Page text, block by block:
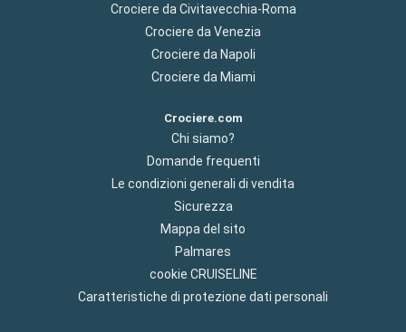
Crociere da Civitavecchia-Roma
Crociere da Venezia
Crociere da Napoli
Crociere da Miami
Crociere.com
Chi siamo?
Domande frequenti
Le condizioni generali di vendita
Sicurezza
Mappa del sito
Palmares
cookie CRUISELINE
Caratteristiche di protezione dati personali